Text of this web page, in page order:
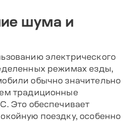
шума и
электрического
режимах езды,
обычно значительно
традиционные
Это обеспечивает
поездку, особенно